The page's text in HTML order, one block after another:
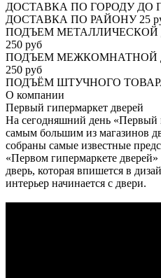
ДОСТАВКА ПО ГОРОДУ ДО
ДОСТАВКА ПО РАЙОНУ25
ПОДЪЕМ
250 руб
ПОДЪЕМ МЕЖКОМНАТНОЙ
250 руб
ПОДЪЁМ ШТУЧНОГО
О компании
Первый гипермаркет дверей
На сегодняшний день «Первый
самым большим из магазинов
собраны самые известные
«Первом гипермаркете
дверь, которая впишется в
интерьер начинается с двери.